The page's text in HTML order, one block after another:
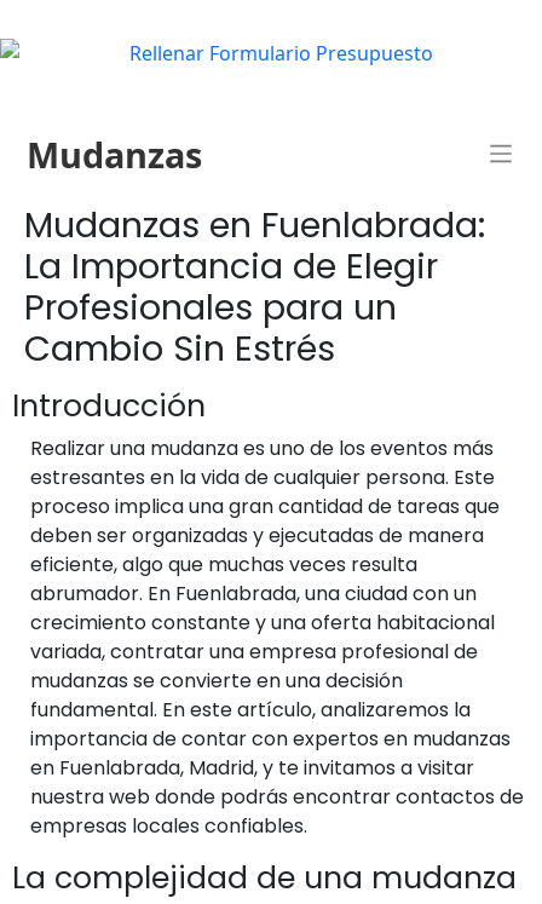
Mudanzas
Mudanzas en Fuenlabrada:
La Importancia de Elegir
Profesionales para un
Cambio Sin Estrés
Introducción
Realizar una mudanza es uno de los eventos más
estresantes en la vida de cualquier persona. Este
proceso implica una gran cantidad de tareas que
deben ser organizadas y ejecutadas de manera
eficiente, algo que muchas veces resulta
abrumador. En Fuenlabrada, una ciudad con un
crecimiento constante y una oferta habitacional
variada, contratar una empresa profesional de
mudanzas se convierte en una decisión
fundamental. En este artículo, analizaremos la
importancia de contar con expertos en mudanzas
en Fuenlabrada, Madrid, y te invitamos a visitar
nuestra web donde podrás encontrar contactos de
empresas locales confiables.
La complejidad de una mudanza